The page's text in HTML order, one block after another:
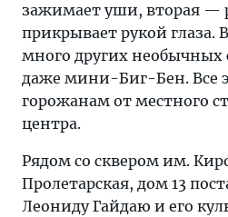
зажимает уши, вторая —
прикрывает рукой глаза.
много других необычных
даже мини-Биг-Бен. Все
горожанам от местного
центра.
Рядом со сквером им.
Пролетарская, дом 13
Леониду Гайдаю и его